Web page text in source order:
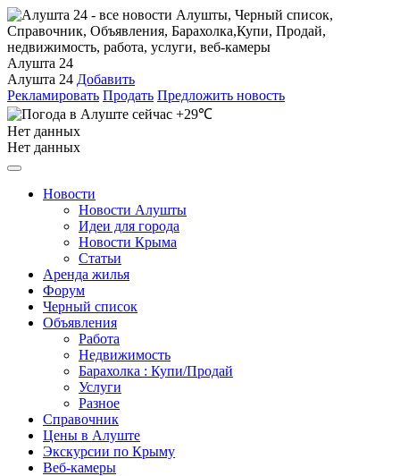
Алушта 24
Алушта 24 Добавить
Рекламировать Продать Предложить новость
+29℃
Нет данных
Нет данных
Новости
Новости Алушты
Идеи для города
Новости Крыма
Статьи
Аренда жилья
Форум
Черный список
Объявления
Работа
Недвижимость
Барахолка : Купи/Продай
Услуги
Разное
Справочник
Цены в Алуште
Экскурсии по Крыму
Веб-камеры